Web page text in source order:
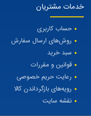
خدمات مشتریان
حساب کاربری
روش‌های ارسال سفارش
سبد خرید
قوانین و مقررات
رعایت حریم خصوصی
رویه‌های بازگرداندن کالا
نقشه سایت